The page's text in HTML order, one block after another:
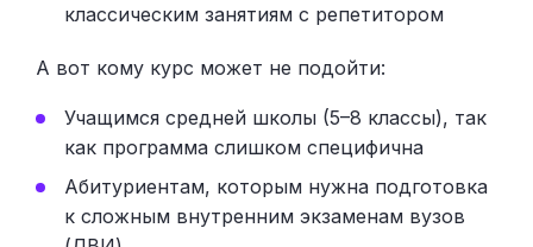
классическим занятиям с репетитором
А вот кому курс может не подойти:
Учащимся средней школы (5–8 классы), так
как программа слишком специфична
Абитуриентам, которым нужна подготовка
к сложным внутренним экзаменам вузов